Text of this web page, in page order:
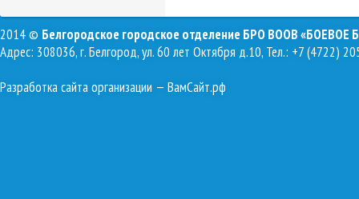
2014 © Белгородское городское отделение БРО ВООВ «БОЕВОЕ
Адрес: 308036, г. Белгород, ул. 60 лет Октября д.10, Тел.: +7 (4722)
Разработка сайта организации — ВамСайт.рф